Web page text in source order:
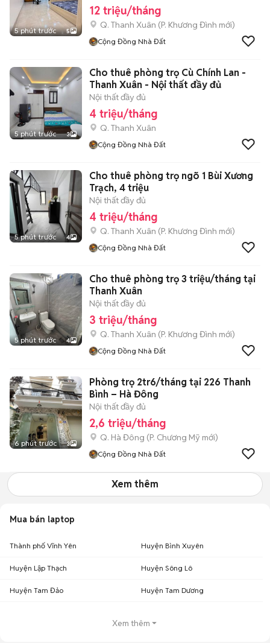
5 phút trước 5
12 triệu/tháng
Q. Thanh Xuân (P. Khương Đình mới)
Cộng Đồng Nhà Đất
5 phút trước 3
Cho thuê phòng trọ Cù Chính Lan -
Thanh Xuân - Nội thất đầy đủ
Nội thất đầy đủ
4 triệu/tháng
Q. Thanh Xuân
Cộng Đồng Nhà Đất
5 phút trước 4
Cho thuê phòng trọ ngõ 1 Bùi Xương
Trạch, 4 triệu
Nội thất đầy đủ
4 triệu/tháng
Q. Thanh Xuân (P. Khương Đình mới)
Cộng Đồng Nhà Đất
5 phút trước 4
Cho thuê phòng trọ 3 triệu/tháng tại
Thanh Xuân
Nội thất đầy đủ
3 triệu/tháng
Q. Thanh Xuân (P. Khương Đình mới)
Cộng Đồng Nhà Đất
6 phút trước 3
Phòng trọ 2tr6/tháng tại 226 Thanh
Bình – Hà Đông
Nội thất đầy đủ
2,6 triệu/tháng
Q. Hà Đông (P. Chương Mỹ mới)
Cộng Đồng Nhà Đất
Xem thêm
Mua bán laptop
Thành phố Vĩnh Yên Huyện Bình Xuyên
Huyện Lập Thạch Huyện Sông Lô
Huyện Tam Đảo Huyện Tam Dương
Xem thêm